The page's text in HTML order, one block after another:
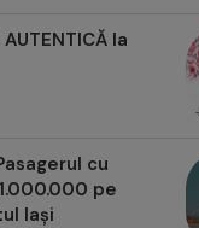
la
cu
pe
Iași